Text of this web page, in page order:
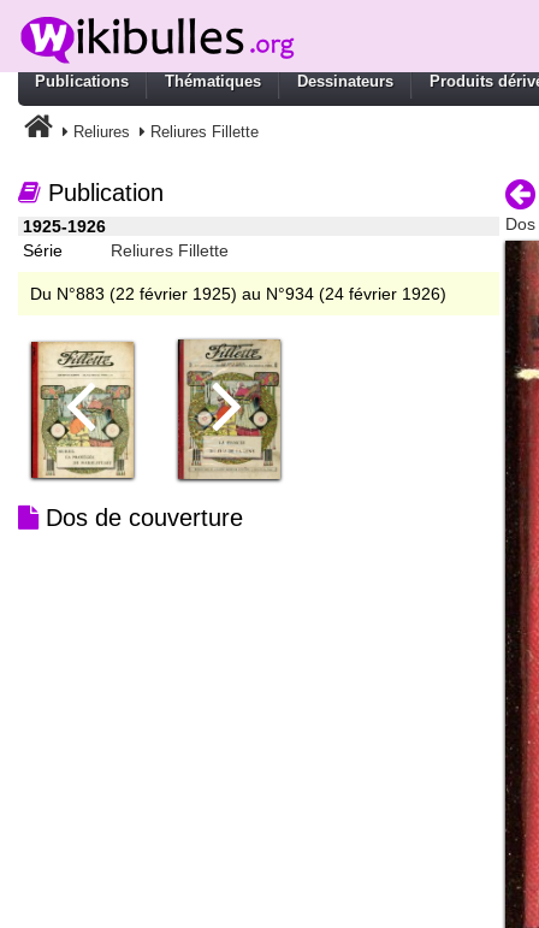
Publications Thématiques Dessinateurs Produits
Reliures Reliures Fillette
Publication
1925-1926
Série
Reliures Fillette
Du N°883 (22 février 1925) au N°934 (24 février 1926)
Dos de couverture